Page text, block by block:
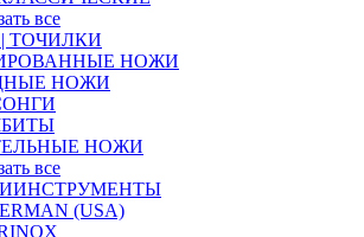
все
ТОЧИЛКИ
НОЖИ
НОЖИ
НОЖИ
все
(USA)